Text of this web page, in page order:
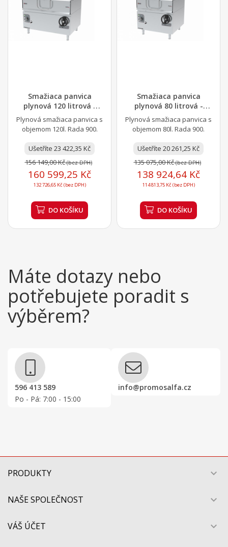
Smažiaca panvica
plynová 120 litrová -
nerezová vaňa
Plynová smažiaca panvica s
objemom 120l. Rada 900.
Ušetříte 23 422,35 Kč
156 149,00 Kč(bez DPH)
160 599,25 Kč
132 726,65 Kč (bez DPH)
DO KOŠÍKU
Smažiaca panvica
plynová 80 litrová -
liatinová vaňa
Plynová smažiaca panvica s
objemom 80l. Rada 900.
Ušetříte 20 261,25 Kč
135 075,00 Kč(bez DPH)
138 924,64 Kč
114 813,75 Kč (bez DPH)
DO KOŠÍKU
Máte dotazy nebo
potřebujete poradit s
výběrem?
596 413 589
Po - Pá: 7:00 - 15:00
info@promosalfa.cz
PRODUKTY 
NAŠE SPOLEČNOST 
VÁŠ ÚČET 